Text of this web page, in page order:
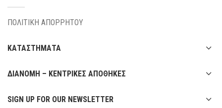
ΠΟΛΙΤΙΚΗ ΑΠΟΡΡΗΤΟΥ
ΚΑΤΑΣΤΗΜΑΤΑ
ΔΙΑΝΟΜΗ – ΚΕΝΤΡΙΚΕΣ ΑΠΟΘΗΚΕΣ
SIGN UP FOR OUR NEWSLETTER